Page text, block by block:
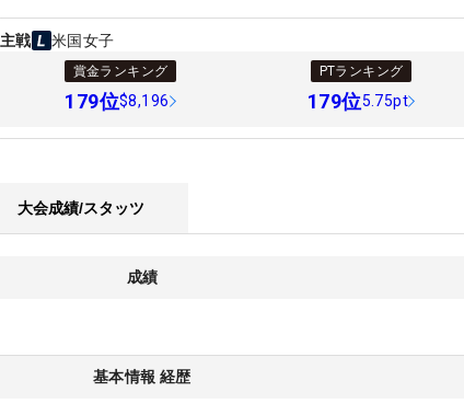
主戦 米国女子
賞金ランキング
179位$8,196
PTランキング
179位5.75pt
大会成績/スタッツ
成績
基本情報 経歴